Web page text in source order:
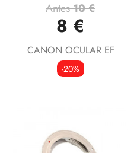
Antes10 €
8 €
CANON OCULAR EF
-20%